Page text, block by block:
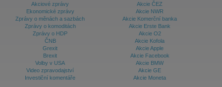
Akciové zprávy
Ekonomické zprávy
Zprávy o měnách a sazbách
Zprávy o komoditách
Zprávy o HDP
ČNB
Grexit
Brexit
Volby v USA
Video zpravodajství
Investiční komentáře
Akcie ČEZ
Akcie NWR
Akcie Komerční banka
Akcie Erste Bank
Akcie O2
Akcie Kofola
Akcie Apple
Akcie Facebook
Akcie BMW
Akcie GE
Akcie Moneta